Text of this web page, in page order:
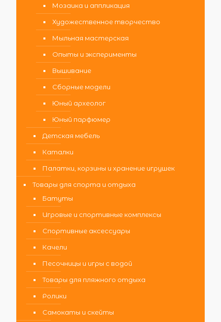
Мозаика и аппликация
Художественное творчество
Мыльная мастерская
Опыты и эксперименты
Вышивание
Сборные модели
Юный археолог
Юный парфюмер
Детская мебель
Каталки
Палатки, корзины и хранение игрушек
Товары для спорта и отдыха
Батуты
Игровые и спортивные комплексы
Спортивные аксессуары
Качели
Песочницы и игры с водой
Товары для пляжного отдыха
Ролики
Самокаты и скейты